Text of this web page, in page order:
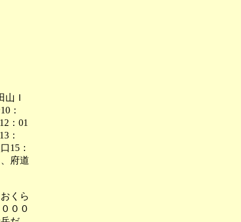
Ｉ
：
：01
：
15：
府道
くら
００